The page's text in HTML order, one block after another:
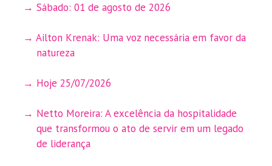
Sábado: 01 de agosto de 2026
Ailton Krenak: Uma voz necessária em favor da
natureza
Hoje 25/07/2026
Netto Moreira: A excelência da hospitalidade
que transformou o ato de servir em um legado
de liderança